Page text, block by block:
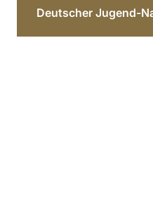
Deutscher Jugend-